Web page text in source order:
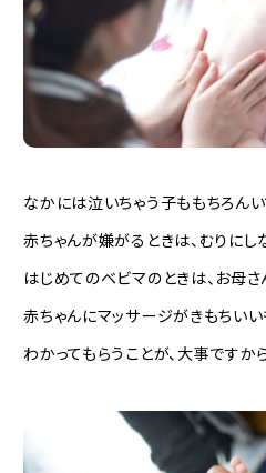
なかには泣いちゃう子ももちろんい
赤ちゃんが嫌がるときは、むりにし
はじめてのベビマのときは、お母さ
赤ちゃんにマッサージがきもちい
わかってもらうことが、大事ですか